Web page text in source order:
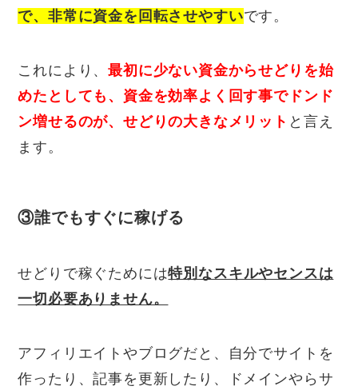
で、非常に資金を回転させやすいです。
これにより、最初に少ない資金からせどりを始
めたとしても、資金を効率よく回す事でドンド
ン増せるのが、せどりの大きなメリット と言え
ます。
③誰でもすぐに稼げる
せどりで稼ぐためには特別なスキルやセンスは
一切必要ありません。
アフィリエイトやブログだと、自分でサイトを
作ったり、記事を更新したり、ドメインやらサ